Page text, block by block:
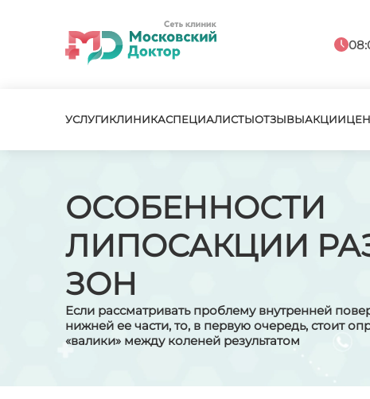
УСЛУГИКЛИНИКАСПЕЦИАЛИСТЫОТЗЫВЫАКЦИИ
ОСОБЕННОСТИ
ЛИПОСАКЦИИ
ЗОН
Если рассматривать проблему внутренней
нижней ее части, то, в первую очередь, стоит
«валики» между коленей результатом